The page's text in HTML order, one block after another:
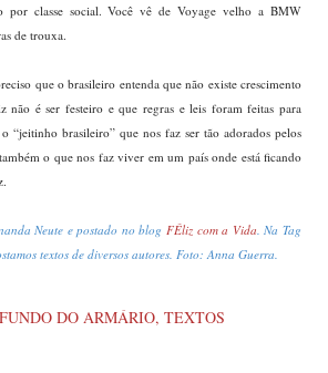
por classe social. Você vê de Voyage velho a BMW
de trouxa.
que o brasileiro entenda que não existe crescimento
não é ser festeiro e que regras e leis foram feitas para
“jeitinho brasileiro” que nos faz ser tão adorados pelos
o que nos faz viver em um país onde está ficando
Neute e postado no blogFÊliz com a Vida. Na Tag
textos de diversos autores. Foto: Anna Guerra.
DO ARMÁRIO TEXTOS